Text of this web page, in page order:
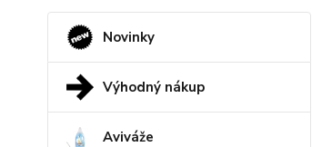
Novinky
Výhodný nákup
Aviváže